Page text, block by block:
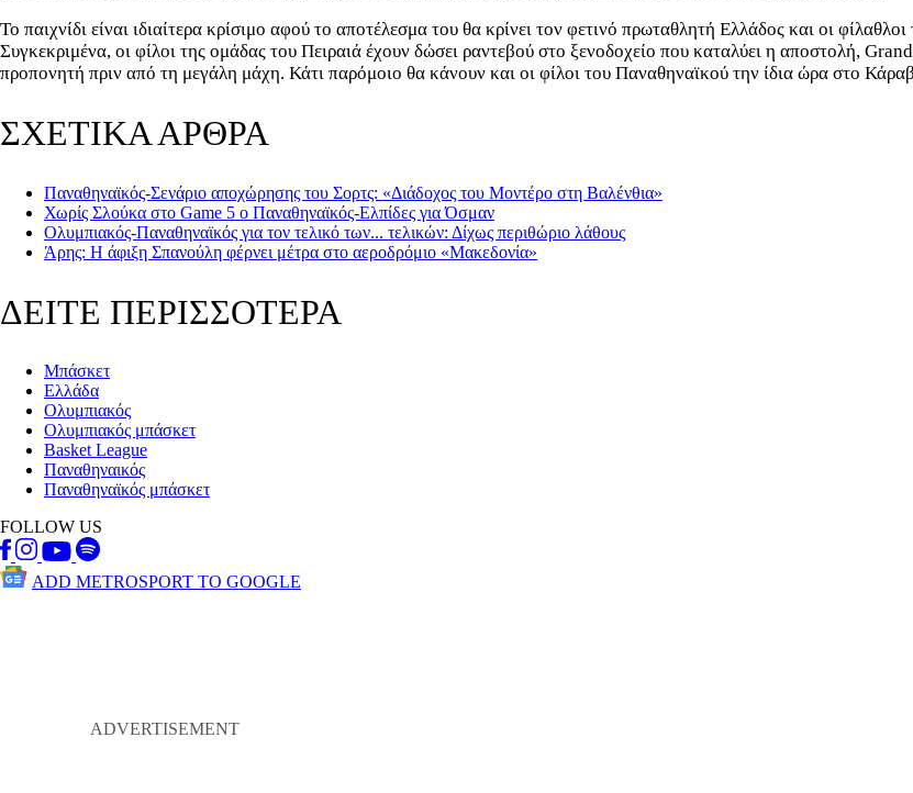
Το παιχνίδι είναι ιδιαίτερα κρίσιμο αφού το αποτέλεσμα του θα κρίνει τον φετινό πρωταθλητή Ελλάδος και οι
Συγκεκριμένα, οι φίλοι της ομάδας του Πειραιά έχουν δώσει ραντεβού στο ξενοδοχείο που καταλύει η αποστολή,
προπονητή πριν από τη μεγάλη μάχη. Κάτι παρόμοιο θα κάνουν και οι φίλοι του Παναθηναϊκού την ίδια ώρα στο
ΣΧΕΤΙΚΑ ΑΡΘΡΑ
Παναθηναϊκός-Σενάριο αποχώρησης του Σορτς: «Διάδοχος του Μοντέρο στη Βαλένθια»
Χωρίς Σλούκα στο Game 5 ο Παναθηναϊκός-Ελπίδες για Όσμαν
Ολυμπιακός-Παναθηναϊκός για τον τελικό των... τελικών: Δίχως περιθώριο λάθους
Άρης: Η άφιξη Σπανούλη φέρνει μέτρα στο αεροδρόμιο «Μακεδονία»
ΔΕΙΤΕ ΠΕΡΙΣΣΟΤΕΡΑ
Μπάσκετ
Ελλάδα
Ολυμπιακός
Ολυμπιακός μπάσκετ
Basket League
Παναθηναικός
Παναθηναϊκός μπάσκετ
FOLLOW US
ADD METROSPORT TO GOOGLE